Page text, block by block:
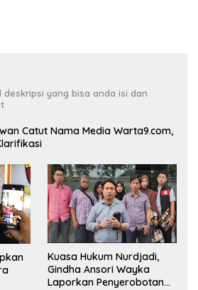
deskripsi yang bisa anda isi dan
Catut Nama Media Warta9.com,
Kuasa Hukum Nurdjadi,
Gindha Ansori Wayka
Laporkan Penyerobotan